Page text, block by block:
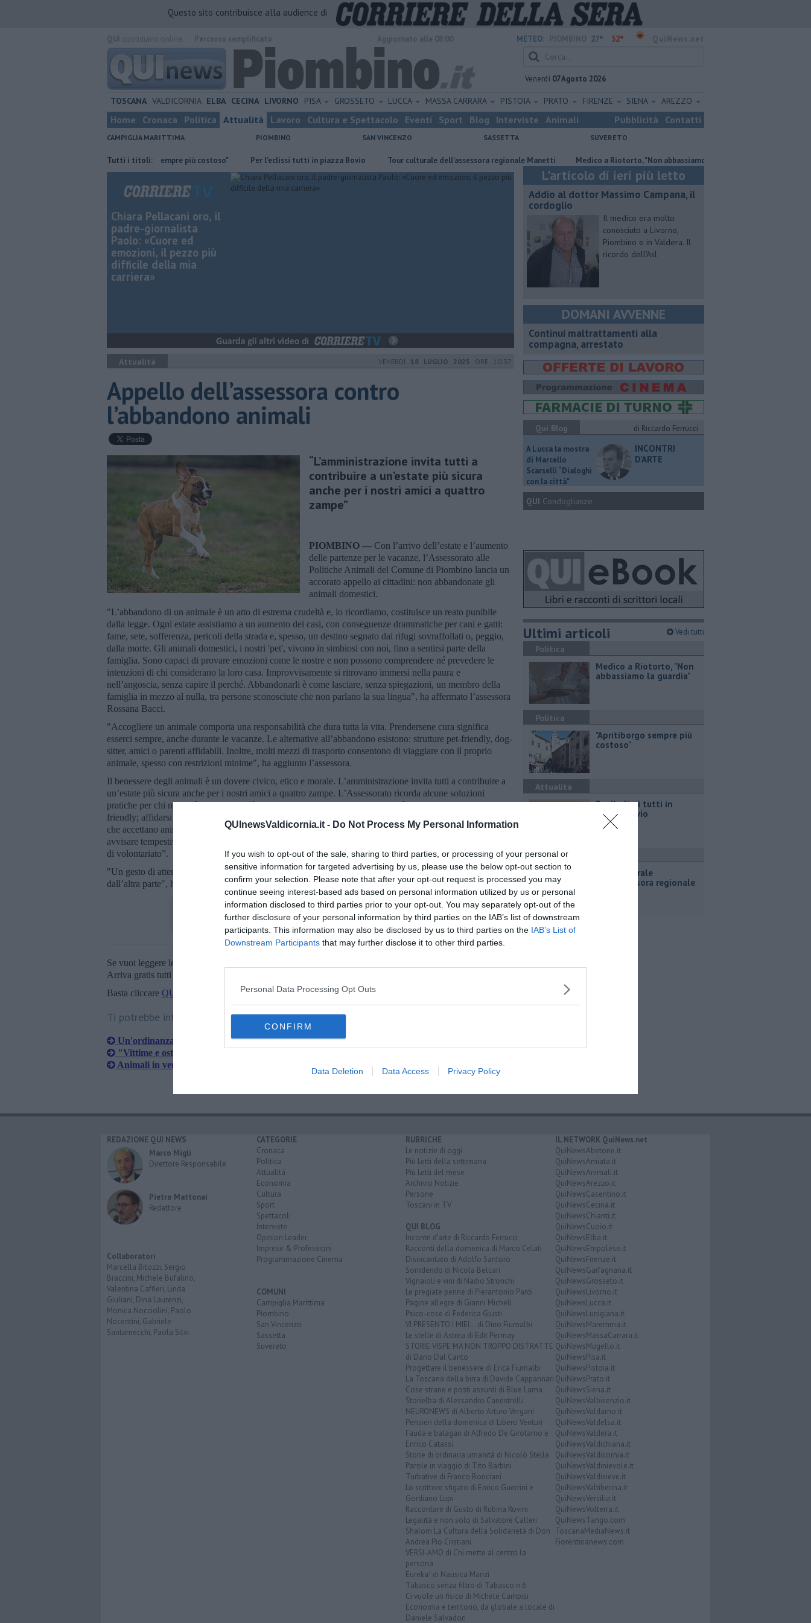
QUInewsValdicornia.it - Do Not Process My Personal Information
If you wish to opt-out of the sale, sharing to third parties, or processing of your personal or
sensitive information for targeted advertising by us, please use the below opt-out section to
confirm your selection. Please note that after your opt-out request is processed you may
continue seeing interest-based ads based on personal information utilized by us or personal
information disclosed to third parties prior to your opt-out. You may separately opt-out of the
further disclosure of your personal information by third parties on the IAB’s list of downstream
participants. This information may also be disclosed by us to third parties on the IAB’s List of
Downstream Participants that may further disclose it to other third parties.
Personal Data Processing Opt Outs
CONFIRM
Data Deletion Data Access Privacy Policy
Questo sito contribuisce alla audience di
METEO: 27° 32°
Venerdì 07 Agosto 2026
TOSCANA VALDICORNIA ELBA CECINA LIVORNO PISA GROSSETO LUCCA MASSA CARRARA PISTOIA PRATO FIRENZE SIENA AREZZO
Home Cronaca Politica Attualità Lavoro Cultura e Spettacolo Eventi Sport Blog Interviste Animali Pubblicità Contatti
CAMPIGLIA MARITTIMA PIOMBINO SAN VINCENZO SASSETTA SUVERETO
Tutti i titoli:
"Apritiborgo sempre più costoso" Per l'eclissi tutti in piazza Bovio Tour culturale dell'assessora regionale Manetti Medico a Riotorto, "Non abbassiamo la guardia"
Chiara Pellacani oro, il
padre-giornalista
Paolo: «Cuore ed
emozioni, il pezzo più
difficile della mia
carriera»
Attualità VENERDÌ 18 LUGLIO 2025 ORE 10:37
Appello dell’assessora contro
l’abbandono animali
“L’amministrazione invita tutti a
contribuire a un’estate più sicura
anche per i nostri amici a quattro
zampe”
PIOMBINO — Con l’arrivo dell’estate e l’aumento
delle partenze per le vacanze, l’Assessorato alle
Politiche Animali del Comune di Piombino lancia un
accorato appello ai cittadini: non abbandonate gli
animali domestici.
"L’abbandono di un animale è un atto di estrema crudeltà e, lo ricordiamo, costituisce un reato punibile
dalla legge. Ogni estate assistiamo a un aumento dei casi, con conseguenze drammatiche per cani e gatti:
fame, sete, sofferenza, pericoli della strada e, spesso, un destino segnato dai rifugi sovraffollati o, peggio,
dalla morte. Gli animali domestici, i nostri 'pet', vivono in simbiosi con noi, fino a sentirsi parte della
famiglia. Sono capaci di provare emozioni come le nostre e non possono comprendere né prevedere le
intenzioni di chi considerano la loro casa. Improvvisamente si ritrovano immersi nella paura e
nell’angoscia, senza capire il perché. Abbandonarli è come lasciare, senza spiegazioni, un membro della
famiglia in mezzo al nulla, tra persone sconosciute che non parlano la sua lingua", ha affermato l’assessora
Rossana Bacci.
"Accogliere un animale comporta una responsabilità che dura tutta la vita. Prendersene cura significa
esserci sempre, anche durante le vacanze. Le alternative all’abbandono esistono: strutture pet-friendly, dog-
sitter, amici o parenti affidabili. Inoltre, molti mezzi di trasporto consentono di viaggiare con il proprio
animale, spesso con restrizioni minime", ha aggiunto l’assessora.
Il benessere degli animali è un dovere civico, etico e morale. L’amministrazione invita tutti a contribuire a
un’estate più sicura anche per i nostri amici a quattro zampe. L’Assessorato ricorda alcune soluzioni
pratiche per chi non può portare con sé il proprio animale: verificare l’ospitalità di strutture ricettive pet-
friendly; affidarsi a dog-sitter qualificati o persone di fiducia; informarsi sulle opzioni di trasporto pubblico
che accettano animali. In caso di avvistamento di animali abbandonati o in difficoltà, è fondamentale
avvisare tempestivamente le autorità competenti: Polizia Locale, ASL veterinaria, Carabinieri o associazioni
di volontariato”.
"Un gesto di attenzione può fare la differenza tra la vita e la morte per un animale. Non voltiamoci
dall’altra parte", ha concluso l’assessora Bacci.
Se vuoi leggere le notizie principali della Toscana iscriviti alla
Arriva gratis tutti i giorni alle 20:00 direttamente nella tua casella di posta.
Basta cliccare QUI
Ti potrebbe interessare anche:
Un'ordinanza speciale per il nido di tartaruga
"Vittime e ostaggi della via Aurelia"
Animali in vendita, chiesti controlli al mercatone
L'articolo di ieri più letto
Addio al dottor Massimo Campana, il
cordoglio
Il medico era molto
conosciuto a Livorno,
Piombino e in Valdera. Il
ricordo dell'Asl
DOMANI AVVENNE
Continui maltrattamenti alla
compagna, arrestato
Qui Blog
di Riccardo Ferrucci
A Lucca la mostra
di Marcello
Scarselli “Dialoghi
con la città"
INCONTRI
D'ARTE
QUI Condoglianze
Ultimi articoli Vedi tutti
Politica
Medico a Riotorto, "Non
abbassiamo la guardia"
Politica
"Apritiborgo sempre più
costoso"
Attualità
Per l'eclissi tutti in
piazza Bovio
Cultura
Tour culturale
dell'assessora regionale
REDAZIONE QUI NEWS
Marco Migli
Direttore Responsabile
Pietro Mattonai
Redattore
Collaboratori
Marcella Bitozzi, Sergio
Braccini, Michele Bufalino,
Valentina Caffieri, Linda
Giuliani, Dina Laurenzi,
Monica Nocciolini, Paolo
Nocentini, Gabriele
Santarnecchi, Paola Silvi.
CATEGORIE
Cronaca
Politica
Attualità
Economia
Cultura
Sport
Spettacoli
Interviste
Opinion Leader
Imprese & Professioni
Programmazione Cinema
COMUNI
Campiglia Marittima
Piombino
San Vincenzo
Sassetta
Suvereto
RUBRICHE
Le notizie di oggi
Più Letti della settimana
Più Letti del mese
Archivio Notizie
Persone
Toscani in TV
QUI BLOG
Incontri d'arte di Riccardo Ferrucci
Racconti della domenica di Marco Celati
Disincantato di Adolfo Santoro
Sorridendo di Nicola Belcari
Vignaioli e vini di Nadio Stronchi
Le pregiate penne di Pierantonio Pardi
Pagine allegre di Gianni Micheli
Psico-cose di Federica Giusti
VI PRESENTO I MIEI... di Dino Fiumalbi
Le stelle di Astrea di Edit Permay
STORIE VISPE MA NON TROPPO DISTRATTE
di Dario Dal Canto
Progettare il benessere di Erica Fiumalbi
La Toscana della birra di Davide Cappannari
Cose strane e posti assurdi di Blue Lama
Storielba di Alessandro Canestrelli
NEURONEWS di Alberto Arturo Vergani
Pensieri della domenica di Libero Venturi
Fauda e balagan di Alfredo De Girolamo e
Enrico Catassi
Storie di ordinaria umanità di Nicolò Stella
Parole in viaggio di Tito Barbini
Turbative di Franco Bonciani
Lo scrittore sfigato di Enrico Guerrini e
Gordiano Lupi
Raccontare di Gusto di Rubina Rovini
Legalità e non solo di Salvatore Calleri
Shalom La Cultura della Solidarietà di Don
Andrea Pio Cristiani
VERSI-AMO di Chi mette al centro la
persona
Eureka! di Nausica Manzi
Tabasco senza filtro di Tabasco n.6
Ci vuole un fisico di Michele Campisi
Economia e territorio, da globale a locale di
Daniele Salvadori
IL NETWORK QuiNews.net
QuiNewsAbetone.it
QuiNewsAmiata.it
QuiNewsAnimali.it
QuiNewsArezzo.it
QuiNewsCasentino.it
QuiNewsCecina.it
QuiNewsChianti.it
QuiNewsCuoio.it
QuiNewsElba.it
QuiNewsEmpolese.it
QuiNewsFirenze.it
QuiNewsGarfagnana.it
QuiNewsGrosseto.it
QuiNewsLivorno.it
QuiNewsLucca.it
QuiNewsLunigiana.it
QuiNewsMaremma.it
QuiNewsMassaCarrara.it
QuiNewsMugello.it
QuiNewsPisa.it
QuiNewsPistoia.it
QuiNewsPrato.it
QuiNewsSiena.it
QuiNewsValbisenzio.it
QuiNewsValdarno.it
QuiNewsValdelsa.it
QuiNewsValdera.it
QuiNewsValdichiana.it
QuiNewsValdicornia.it
QuiNewsValdinievole.it
QuiNewsValdisieve.it
QuiNewsValtiberina.it
QuiNewsVersilia.it
QuiNewsVolterra.it
QuiNewsTango.com
ToscanaMediaNews.it
Fiorentinanews.com